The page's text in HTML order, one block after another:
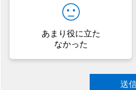
あまり役に立た
なかった
送